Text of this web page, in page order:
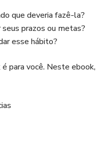
que deveria fazê-la?
prazos ou metas?
esse hábito?
para você. Neste ebook,